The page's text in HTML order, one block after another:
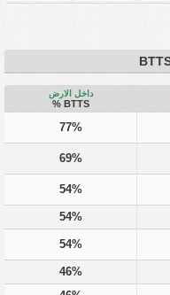
داخل الارض
BTTS %
77%
69%
54%
54%
54%
46%